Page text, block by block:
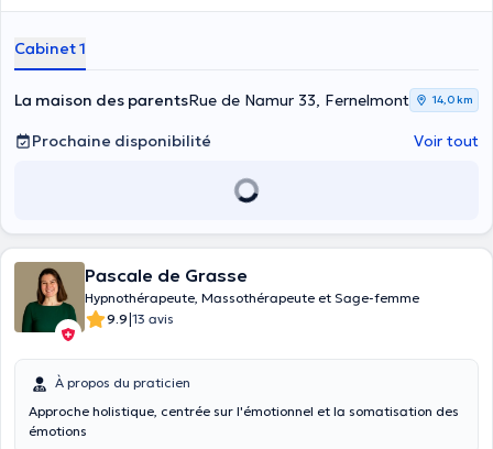
Cabinet 1
La maison des parentsRue de Namur 33, Fernelmont 14,0 km
Prochaine disponibilité Voir tout
Pascale de Grasse
Hypnothérapeute, Massothérapeute et Sage-femme
9.9|13 avis
À propos du praticien
Approche holistique, centrée sur l'émotionnel et la somatisation des
émotions